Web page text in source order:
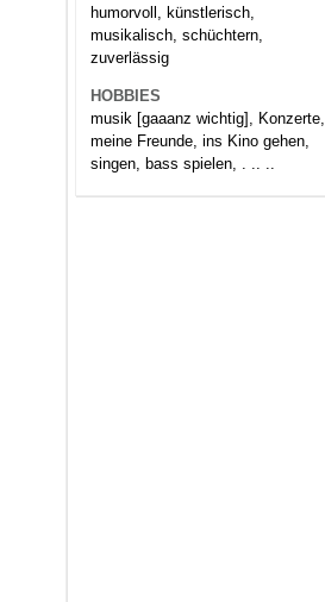
humorvoll, künstlerisch,
musikalisch, schüchtern,
zuverlässig
HOBBIES
musik [gaaanz wichtig], Konzerte,
meine Freunde, ins Kino gehen,
singen, bass spielen, . .. ..